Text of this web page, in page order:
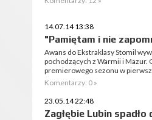
14.07.14 13:38
"Pamiętam i nie
Awans do Ekstraklasy Stomil
pochodzących z Warmii i Mazur.
premierowego sezonu w
Komentarzy: 0 »
23.05.14 22:48
Zagłębie Lubin spadło